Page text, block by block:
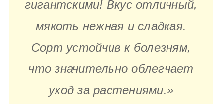
гигантскими! Вкус отличный,
мякоть нежная и сладкая.
Сорт устойчив к болезням,
что значительно облегчает
уход за растениями.»